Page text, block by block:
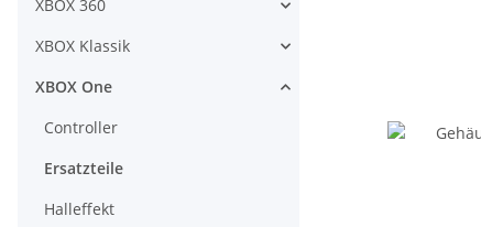
XBOX 360
XBOX Klassik
XBOX One
Controller
Ersatzteile
Halleffekt